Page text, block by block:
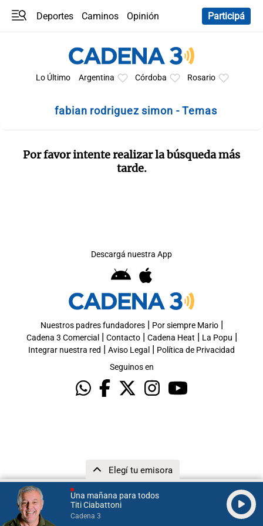
Una mañana para todos
Titi Ciabattoni
Cadena 3
Elegí tu emisora
Deportes Caminos
Opinión
Participá
Lo Último Argentina Córdoba Rosario
fabian rodriguez simon - Temas
Por favor intente realizar la búsqueda más
tarde.
Descargá nuestra App
Nuestros padres fundadores| Por siempre Mario|
Cadena 3 Comercial | Contacto| Cadena Heat | La Popu |
Integrar nuestra red | Aviso Legal | Política de Privacidad
Seguinos en